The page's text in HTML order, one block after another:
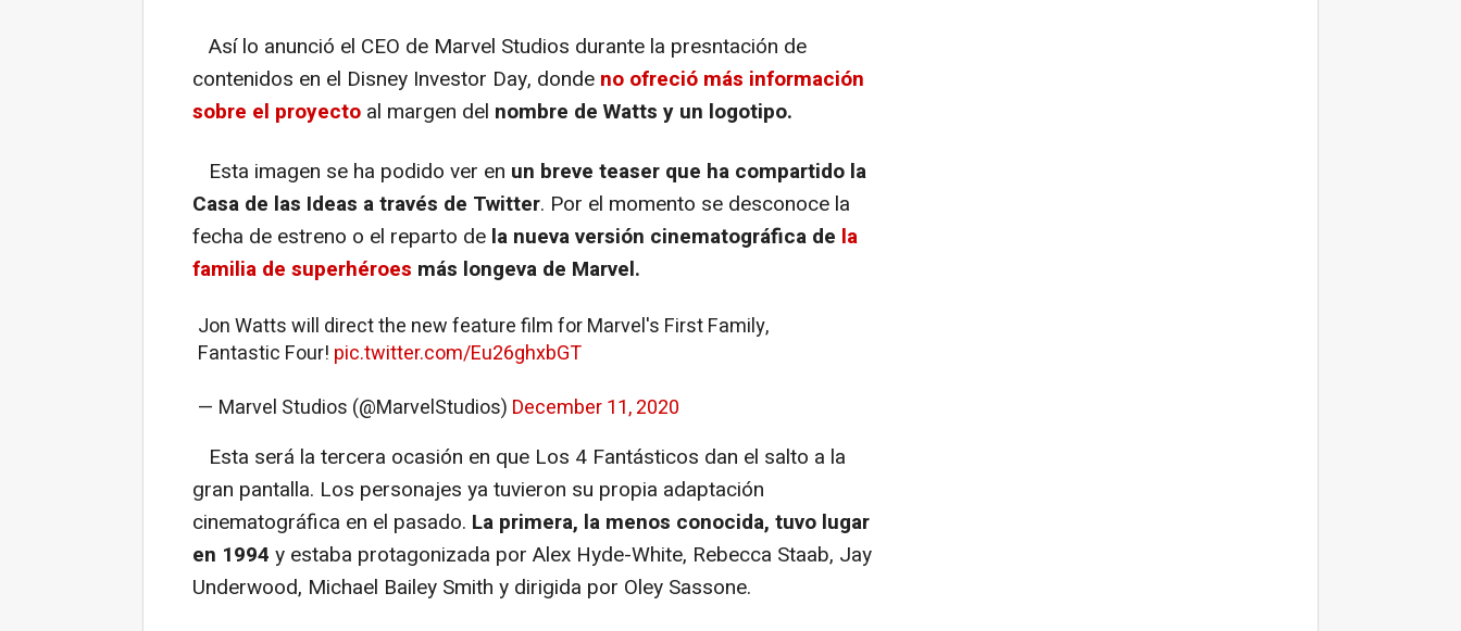
Así lo anunció el CEO de Marvel Studios durante la presntación de
contenidos en el Disney Investor Day, donde no ofreció más información
sobre el proyecto al margen del nombre de Watts y un logotipo.
Esta imagen se ha podido ver en un breve teaser que ha compartido la
Casa de las Ideas a través de Twitter. Por el momento se desconoce la
fecha de estreno o el reparto de la nueva versión cinematográfica de la
familia de superhéroes más longeva de Marvel.
Jon Watts will direct the new feature film for Marvel's First Family,
Fantastic Four! pic.twitter.com/Eu26ghxbGT
— Marvel Studios (@MarvelStudios) December 11, 2020
Esta será la tercera ocasión en que Los 4 Fantásticos dan el salto a la
gran pantalla. Los personajes ya tuvieron su propia adaptación
cinematográfica en el pasado. La primera, la menos conocida, tuvo lugar
en 1994 y estaba protagonizada por Alex Hyde-White, Rebecca Staab, Jay
Underwood, Michael Bailey Smith y dirigida por Oley Sassone.